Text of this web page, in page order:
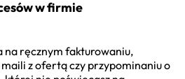
w firmie
na ręcznym fakturowaniu,
z ofertą czy przypominaniu o